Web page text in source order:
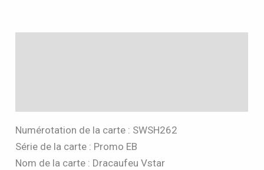
Numérotation de la carte : SWSH262
Série de la carte : Promo EB
Nom de la carte : Dracaufeu Vstar